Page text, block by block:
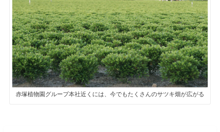
赤塚植物園グループ本社近くには、今でもたくさんのサツキ畑が広がる